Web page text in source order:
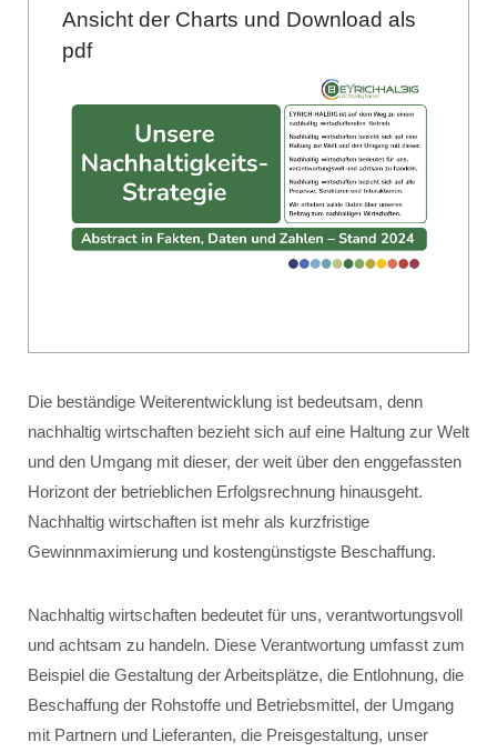
Ansicht der Charts und Download als
pdf
Die beständige Weiterentwicklung ist bedeutsam, denn
nachhaltig wirtschaften bezieht sich auf eine Haltung zur Welt
und den Umgang mit dieser, der weit über den enggefassten
Horizont der betrieblichen Erfolgsrechnung hinausgeht.
Nachhaltig wirtschaften ist mehr als kurzfristige
Gewinnmaximierung und kostengünstigste Beschaffung.
Nachhaltig wirtschaften bedeutet für uns, verantwortungsvoll
und achtsam zu handeln. Diese Verantwortung umfasst zum
Beispiel die Gestaltung der Arbeitsplätze, die Entlohnung, die
Beschaffung der Rohstoffe und Betriebsmittel, der Umgang
mit Partnern und Lieferanten, die Preisgestaltung, unser